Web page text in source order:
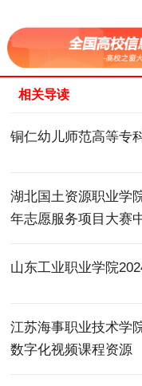
相关导读
湖北国土资源职业学
年志愿服务项目大赛
山东工业职业学院
江苏海事职业技术学
数字化视频课程资源